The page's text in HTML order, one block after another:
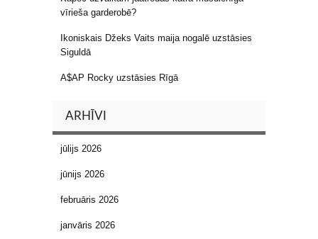
vīrieša garderobē?
Ikoniskais Džeks Vaits maija nogalē uzstāsies
Siguldā
A$AP Rocky uzstāsies Rīgā
ARHĪVI
jūlijs 2026
jūnijs 2026
februāris 2026
janvāris 2026